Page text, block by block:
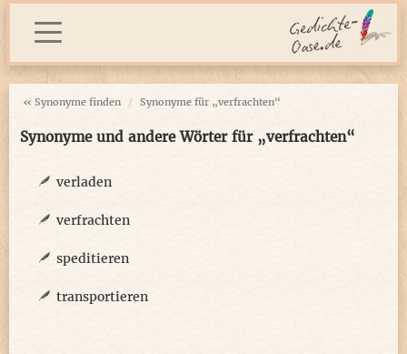
« Synonyme finden Synonyme für „verfrachten“
Synonyme und andere Wörter für „verfrachten“
verladen
verfrachten
speditieren
transportieren